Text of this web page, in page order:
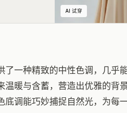
AI 试穿
一种精致的中性色调，几乎
暖与含蓄，营造出优雅的背
调能巧妙捕捉自然光，为每